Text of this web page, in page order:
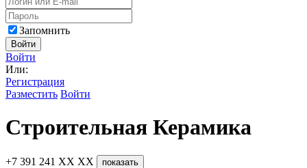
Запомнить
Войти
Войти
Или:
Регистрация
Разместить Войти
Строительная Керамика
+7 391 241 XX XX показать